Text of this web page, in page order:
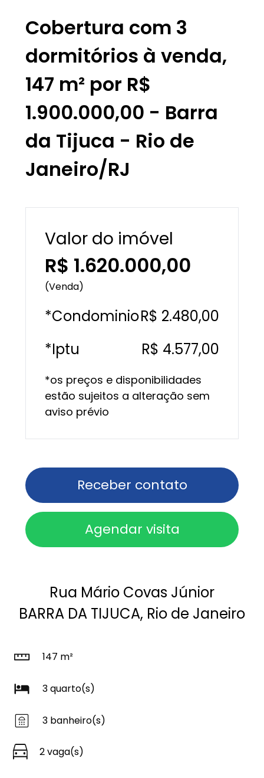
Cobertura com 3
dormitórios à venda,
147 m² por R$
1.900.000,00 - Barra
da Tijuca - Rio de
Janeiro/RJ
Valor do imóvel
R$ 1.620.000,00
(Venda)
*CondominioR$ 2.480,00
*Iptu
R$ 4.577,00
*os preços e disponibilidades
estão sujeitos a alteração sem
aviso prévio
Receber contato
Agendar visita
Rua Mário Covas Júnior
BARRA DA TIJUCA, Rio de Janeiro
147 m²
3 quarto(s)
3 banheiro(s)
2 vaga(s)